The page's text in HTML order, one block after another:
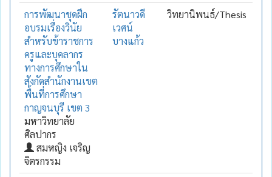
การพัฒนาชุดฝึก
อบรมเรื่องวินัย
สำหรับข้าราชการ
ครูและบุคลากร
ทางการศึกษาใน
สังกัดสำนักงานเขต
พื้นที่การศึกษา
กาญจนบุรี เขต 3
มหาวิทยาลัย
ศิลปากร
สมหญิง เจริญ
จิตรกรรม
รัตนาวดี
เวศน์
บางแก้ว
วิทยานิพนธ์/Thesis